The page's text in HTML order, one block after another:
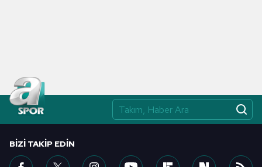
hazırlanmış Aydınlatma Metnimizi okumak ve sitemizde
ilgili mevzuata uygun olarak kullanılan çerezlerle ilgili bilgi
almak için lütfen
.
BIZI TAKIP EDIN